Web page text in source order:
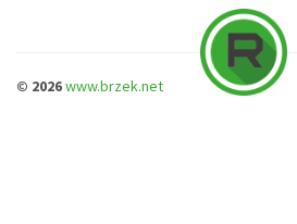
© 2026www.brzek.net